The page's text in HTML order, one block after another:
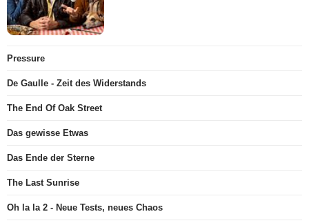
Pressure
De Gaulle - Zeit des Widerstands
The End Of Oak Street
Das gewisse Etwas
Das Ende der Sterne
The Last Sunrise
Oh la la 2 - Neue Tests, neues Chaos